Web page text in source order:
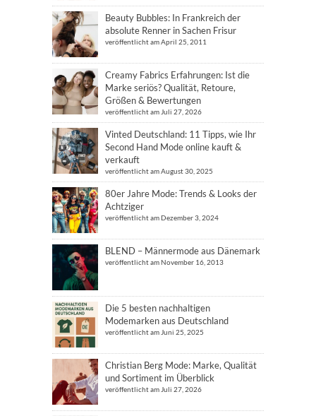
Beauty Bubbles: In Frankreich der
absolute Renner in Sachen Frisur
veröffentlicht am April 25, 2011
Creamy Fabrics Erfahrungen: Ist die
Marke seriös? Qualität, Retoure,
Größen & Bewertungen
veröffentlicht am Juli 27, 2026
Vinted Deutschland: 11 Tipps, wie Ihr
Second Hand Mode online kauft &
verkauft
veröffentlicht am August 30, 2025
80er Jahre Mode: Trends & Looks der
Achtziger
veröffentlicht am Dezember 3, 2024
BLEND – Männermode aus Dänemark
veröffentlicht am November 16, 2013
Die 5 besten nachhaltigen
Modemarken aus Deutschland
veröffentlicht am Juni 25, 2025
Christian Berg Mode: Marke, Qualität
und Sortiment im Überblick
veröffentlicht am Juli 27, 2026